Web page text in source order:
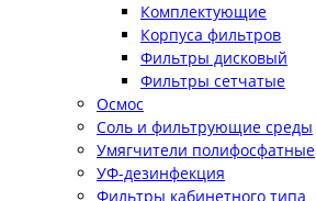
Комплектующие
Корпуса фильтров
Фильтры дисковый
Фильтры сетчатые
Осмос
Соль и фильтрующие среды
Умягчители полифосфатные
УФ-дезинфекция
Фильтры кабинетного типа